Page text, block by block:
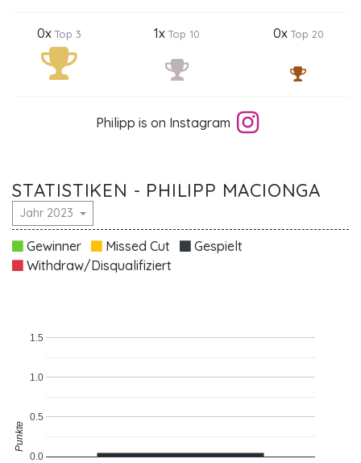
0xTop 3 1xTop 10 0xTop 20
Philipp is on Instagram
STATISTIKEN - PHILIPP MACIONGA
Jahr 2023
Gewinner Missed Cut
Gespielt
Withdraw/Disqualifiziert
0.0
0.5
1.0
1.5
Punkte